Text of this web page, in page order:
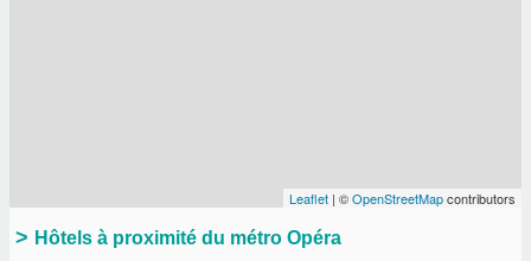
Leaflet | ©OpenStreetMapcontributors
Hôtels à proximité du métro Opéra